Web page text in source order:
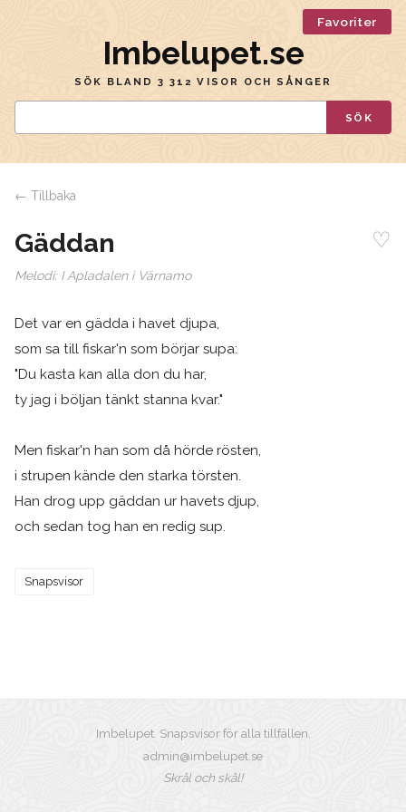
Favoriter
Imbelupet.se
SÖK BLAND 3 312 VISOR OCH SÅNGER
SÖK
← Tillbaka
Gäddan ♡
Melodi: I Apladalen i Värnamo
Det var en gädda i havet djupa,
som sa till fiskar'n som börjar supa:
"Du kasta kan alla don du har,
ty jag i böljan tänkt stanna kvar."
Men fiskar'n han som då hörde rösten,
i strupen kände den starka törsten.
Han drog upp gäddan ur havets djup,
och sedan tog han en redig sup.
Snapsvisor
Imbelupet. Snapsvisor för alla tillfällen.
admin@imbelupet.se
Skrål och skål!